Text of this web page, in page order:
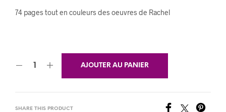
prix
€40.00.
prix
€20.00.
74 pages tout en couleurs des oeuvres de Rachel
AJOUTER AU PANIER
SHARE THIS PRODUCT